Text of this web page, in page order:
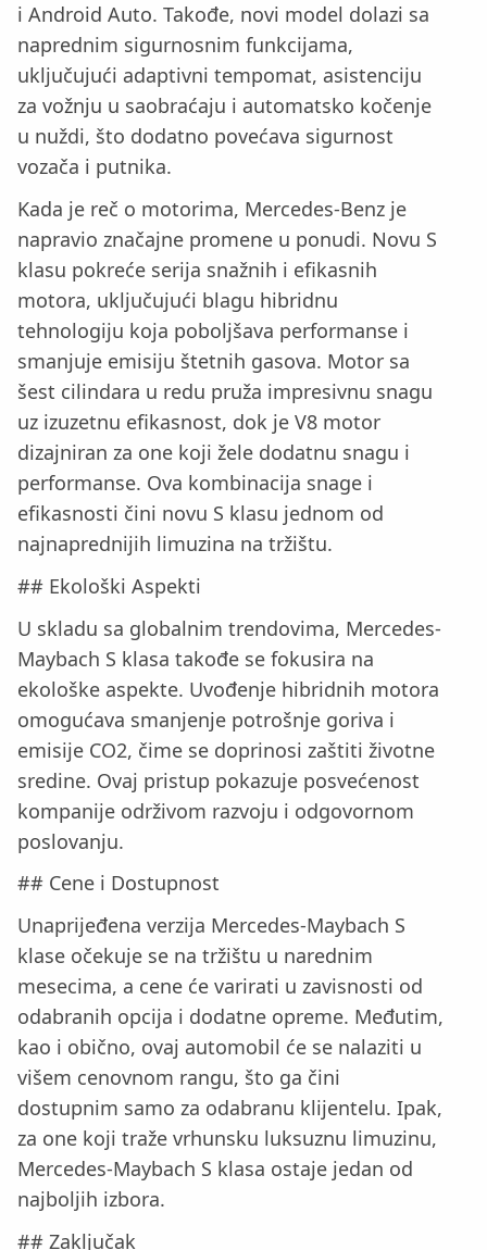
i Android Auto. Takođe, novi model dolazi sa
naprednim sigurnosnim funkcijama,
uključujući adaptivni tempomat, asistenciju
za vožnju u saobraćaju i automatsko kočenje
u nuždi, što dodatno povećava sigurnost
vozača i putnika.
Kada je reč o motorima, Mercedes-Benz je
napravio značajne promene u ponudi. Novu S
klasu pokreće serija snažnih i efikasnih
motora, uključujući blagu hibridnu
tehnologiju koja poboljšava performanse i
smanjuje emisiju štetnih gasova. Motor sa
šest cilindara u redu pruža impresivnu snagu
uz izuzetnu efikasnost, dok je V8 motor
dizajniran za one koji žele dodatnu snagu i
performanse. Ova kombinacija snage i
efikasnosti čini novu S klasu jednom od
najnaprednijih limuzina na tržištu.
## Ekološki Aspekti
U skladu sa globalnim trendovima, Mercedes-
Maybach S klasa takođe se fokusira na
ekološke aspekte. Uvođenje hibridnih motora
omogućava smanjenje potrošnje goriva i
emisije CO2, čime se doprinosi zaštiti životne
sredine. Ovaj pristup pokazuje posvećenost
kompanije održivom razvoju i odgovornom
poslovanju.
## Cene i Dostupnost
Unaprijeđena verzija Mercedes-Maybach S
klase očekuje se na tržištu u narednim
mesecima, a cene će varirati u zavisnosti od
odabranih opcija i dodatne opreme. Međutim,
kao i obično, ovaj automobil će se nalaziti u
višem cenovnom rangu, što ga čini
dostupnim samo za odabranu klijentelu. Ipak,
za one koji traže vrhunsku luksuznu limuzinu,
Mercedes-Maybach S klasa ostaje jedan od
najboljih izbora.
## Zaključak